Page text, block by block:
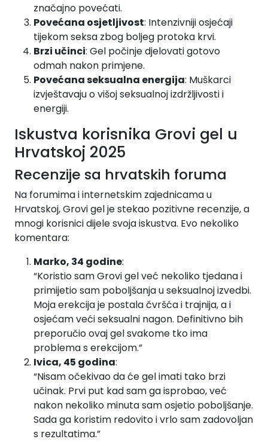
značajno povećati.
Povećana osjetljivost: Intenzivniji osjećaji
tijekom seksa zbog boljeg protoka krvi.
Brzi učinci: Gel počinje djelovati gotovo
odmah nakon primjene.
Povećana seksualna energija: Muškarci
izvještavaju o višoj seksualnoj izdržljivosti i
energiji.
Iskustva korisnika Grovi gel u
Hrvatskoj 2025
Recenzije sa hrvatskih foruma
Na forumima i internetskim zajednicama u
Hrvatskoj, Grovi gel je stekao pozitivne recenzije, a
mnogi korisnici dijele svoja iskustva. Evo nekoliko
komentara:
Marko, 34 godine:
“Koristio sam Grovi gel već nekoliko tjedana i
primijetio sam poboljšanja u seksualnoj izvedbi.
Moja erekcija je postala čvršća i trajnija, a i
osjećam veći seksualni nagon. Definitivno bih
preporučio ovaj gel svakome tko ima
problema s erekcijom.”
Ivica, 45 godina:
“Nisam očekivao da će gel imati tako brzi
učinak. Prvi put kad sam ga isprobao, već
nakon nekoliko minuta sam osjetio poboljšanje.
Sada ga koristim redovito i vrlo sam zadovoljan
s rezultatima.”